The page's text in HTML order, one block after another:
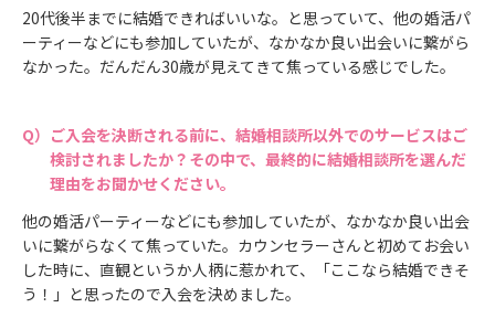
20代後半までに結婚できればいいな。と思っていて、他の婚活パ
ーティーなどにも参加していたが、なかなか良い出会いに繋がら
なかった。だんだん30歳が見えてきて焦っている感じでした。
ご入会を決断される前に、結婚相談所以外でのサービスはご
検討されましたか？その中で、最終的に結婚相談所を選んだ
理由をお聞かせください。
他の婚活パーティーなどにも参加していたが、なかなか良い出会
いに繋がらなくて焦っていた。カウンセラーさんと初めてお会い
した時に、直観というか人柄に惹かれて、「ここなら結婚できそ
う！」と思ったので入会を決めました。